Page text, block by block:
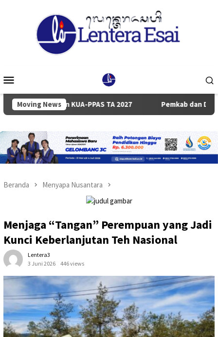
Mobile
Moving News
PPAS TA 2027 Pemkab dan DPRD Badung
Beranda Menyapa Nusantara
Menjaga “Tangan” Perempuan yang Jadi
Kunci Keberlanjutan Teh Nasional
Lentera3
3 Juni 2026
446 views